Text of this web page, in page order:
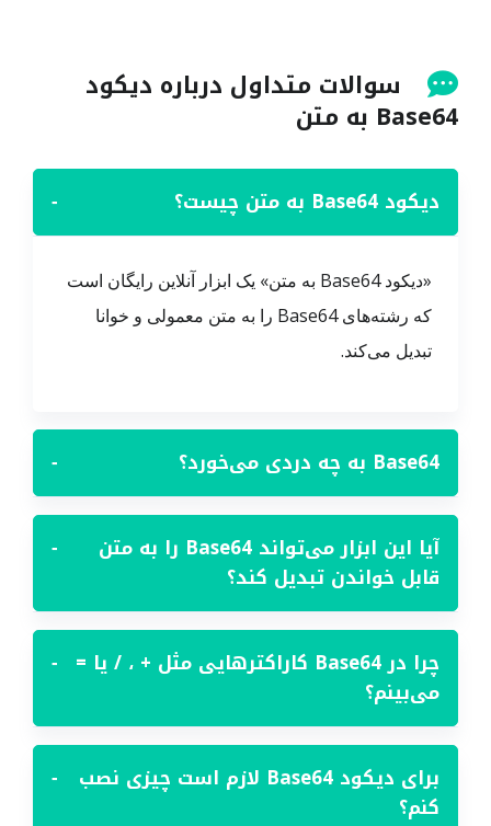
سوالات متداول درباره دیکود
Base64 به متن
دیکود Base64 به متن چیست؟ −
«دیکود Base64 به متن» یک ابزار آنلاین رایگان است
که رشته‌های Base64 را به متن معمولی و خوانا
تبدیل می‌کند.
Base64 به چه دردی می‌خورد؟ −
آیا این ابزار می‌تواند Base64 را به متن
قابل خواندن تبدیل کند؟
−
چرا در Base64 کاراکترهایی مثل + ، / یا =
می‌بینم؟
−
برای دیکود Base64 لازم است چیزی نصب
کنم؟
−